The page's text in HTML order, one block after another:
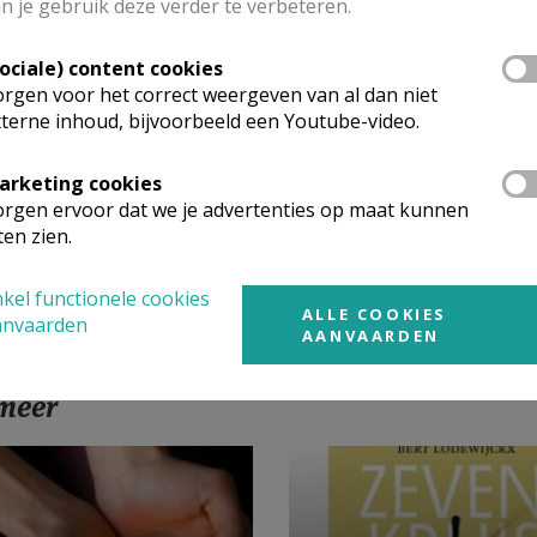
aan huis ontvangen, is hét teken dat de zieke of oudere
verbonden blijft met de hele geloofsgemeenschap.
de communie thuis te ontvangen? Bel gerust naar:
- 056 68 80 99
- 056 68 02 60
- 056 77 75 35
je gebruik deze verder te verbeteren.
content cookies
voor het correct weergeven van al dan niet
inhoud, bijvoorbeeld een Youtube-video.
cookies
ervoor dat we je advertenties op maat kunnen
zien.
functionele cookies
ALLE COOKIES
AANVAARDEN